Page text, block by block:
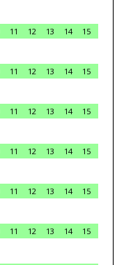
11 12 13 14
15
11 12 13 14
15
11 12 13 14
15
11 12 13 14
15
11 12 13 14
15
11 12 13 14
15